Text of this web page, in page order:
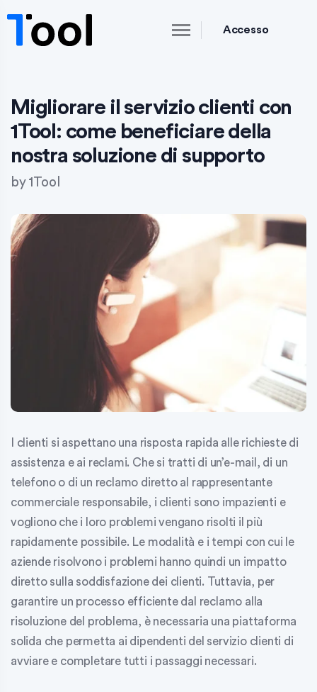
Accesso
Migliorare il servizio clienti con
1Tool: come beneficiare della
nostra soluzione di supporto
by1Tool
I clienti si aspettano una risposta rapida alle richieste di
assistenza e ai reclami. Che si tratti di un’e-mail, di un
telefono o di un reclamo diretto al rappresentante
commerciale responsabile, i clienti sono impazienti e
vogliono che i loro problemi vengano risolti il più
rapidamente possibile. Le modalità e i tempi con cui le
aziende risolvono i problemi hanno quindi un impatto
diretto sulla soddisfazione dei clienti. Tuttavia, per
garantire un processo efficiente dal reclamo alla
risoluzione del problema, è necessaria una piattaforma
solida che permetta ai dipendenti del servizio clienti di
avviare e completare tutti i passaggi necessari.